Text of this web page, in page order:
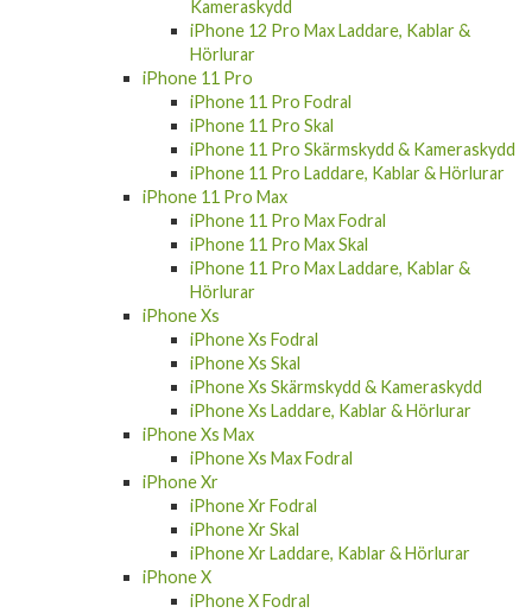
Kameraskydd
iPhone 12 Pro Max Laddare, Kablar &
Hörlurar
iPhone 11 Pro
iPhone 11 Pro Fodral
iPhone 11 Pro Skal
iPhone 11 Pro Skärmskydd & Kameraskydd
iPhone 11 Pro Laddare, Kablar & Hörlurar
iPhone 11 Pro Max
iPhone 11 Pro Max Fodral
iPhone 11 Pro Max Skal
iPhone 11 Pro Max Laddare, Kablar &
Hörlurar
iPhone Xs
iPhone Xs Fodral
iPhone Xs Skal
iPhone Xs Skärmskydd & Kameraskydd
iPhone Xs Laddare, Kablar & Hörlurar
iPhone Xs Max
iPhone Xs Max Fodral
iPhone Xr
iPhone Xr Fodral
iPhone Xr Skal
iPhone Xr Laddare, Kablar & Hörlurar
iPhone X
iPhone X Fodral